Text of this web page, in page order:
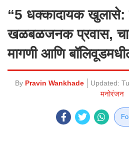
“5 धक्कादायक खुलासे:
खळबळजनक प्रवास,
मागणी आणि
By Pravin Wankhade Updated:
मनोरंजन